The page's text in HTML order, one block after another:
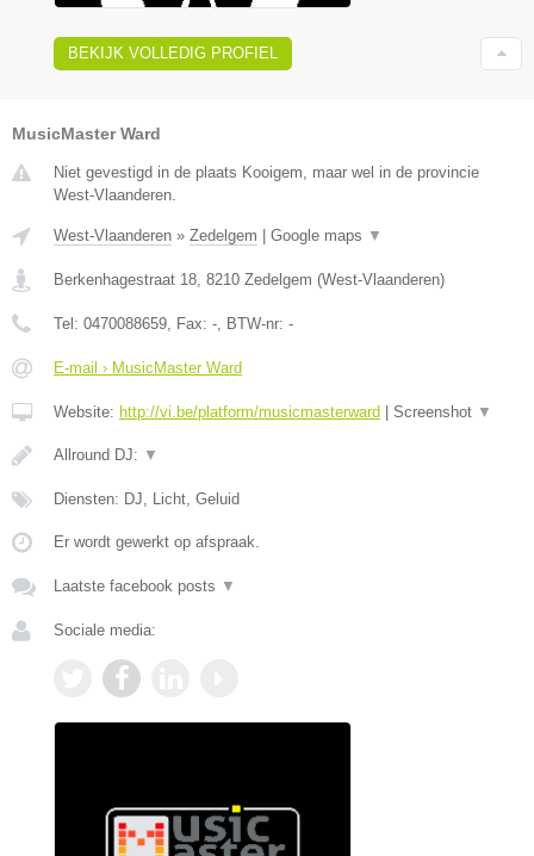
BEKIJK VOLLEDIG PROFIEL
MusicMaster Ward
Niet gevestigd in de plaats Kooigem, maar wel in de provincie
West-Vlaanderen.
West-Vlaanderen » Zedelgem Google maps ▼
Berkenhagestraat 18, 8210 Zedelgem (West-Vlaanderen)
Tel: 0470088659, Fax: -, BTW-nr: -
E-mail › MusicMaster Ward
Website: http://vi.be/platform/musicmasterward Screenshot ▼
Allround DJ: ▼
Diensten: DJ, Licht, Geluid
Er wordt gewerkt op afspraak.
Laatste facebook posts ▼
Sociale media: